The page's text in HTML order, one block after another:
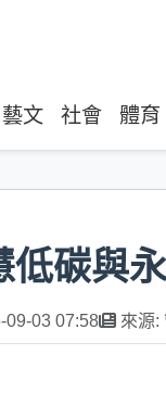
藝文 社會 體育
低碳與
09-03 07:58 來源: